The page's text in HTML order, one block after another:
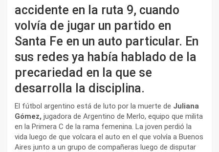
accidente en la ruta 9, cuando
volvía de jugar un partido en
Santa Fe en un auto particular. En
sus redes ya había hablado de la
precariedad en la que se
desarrolla la disciplina.
El fútbol argentino está de luto por la muerte de Juliana
Gómez, jugadora de Argentino de Merlo, equipo que milita
en la Primera C de la rama femenina. La joven perdió la
vida luego de que volcara el auto en el que volvía a Buenos
Aires junto a un grupo de compañeras luego de disputar